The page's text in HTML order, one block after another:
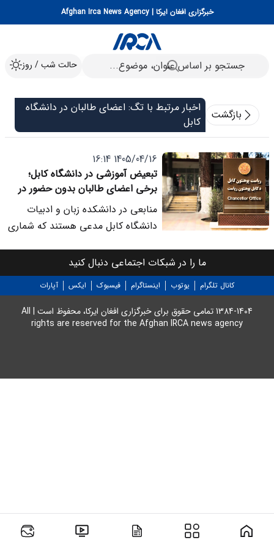
خبرگزاری افغان ایرکا | Afghan Irca News Agency
حالت شب / روز
بازگشت
اخبار مرتبط با تگ: اعضای طالبان در دانشگاه
کابل
1405/04/16 16:14
تبعیض آموزشی در دانشگاه کابل؛
برخی اعضای طالبان بدون حضور در
کلاس حاضر محسوب می شوند
منابعی در دانشکده زبان و ادبیات
دانشگاه کابل مدعی هستند که شماری
غیبت در کلاس های درس، از سوی
برخی استادان حاضر محسوب شده و
در نهایت با نمرات بالا از دوره
کارشناسی ارشد (ماستری) فارغ
التحصیل می شوند.
ما را در شبکات اجتماعی دنبال کنید
کانال تلگرام یوتوب اینستاگرام فیسبوک ایکس آپارات
1384-1404 تمامی حقوق برای خبرگزاری افغان ایرکا، محفوظ است | All
rights are reserved for the Afghan IRCA news agency